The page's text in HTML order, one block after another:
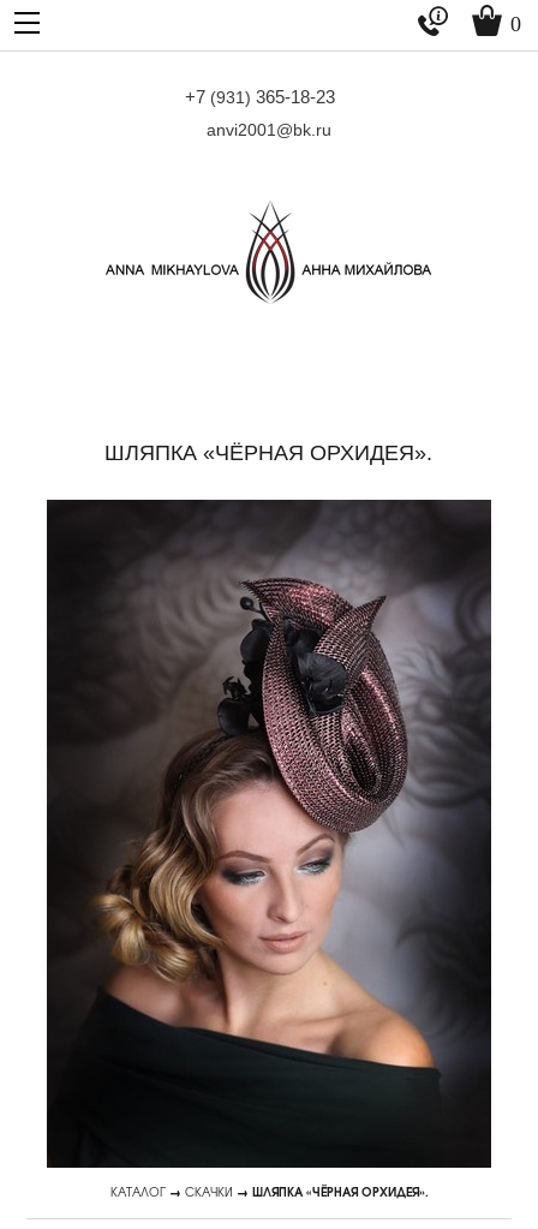
+7 (931) 365-18-23
anvi2001@bk.ru
  0
ШЛЯПКА «ЧЁРНАЯ ОРХИДЕЯ».
КАТАЛОГ→ СКАЧКИ → ШЛЯПКА «ЧЁРНАЯ ОРХИДЕЯ».